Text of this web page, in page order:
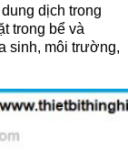
dịch trong
trong bể và
sinh, môi trường,